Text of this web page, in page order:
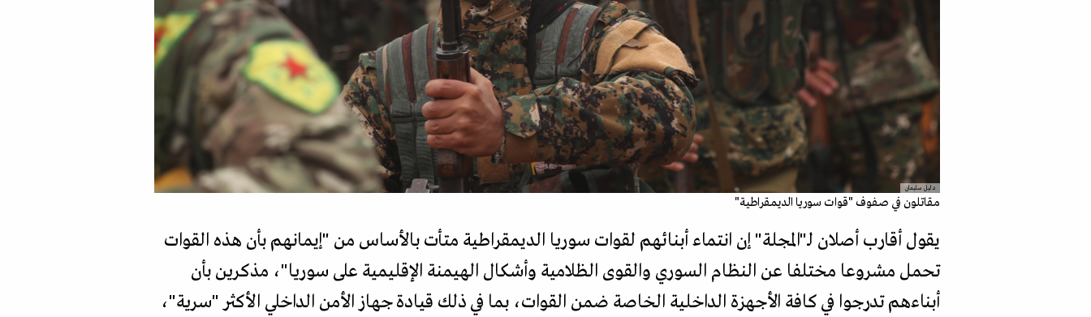
دليل سليمان
مقاتلون في صفوف "قوات سوريا الديمقراطية"
يقول أقارب أصلان لـ"المجلة" إن انتماء أبنائهم لقوات سوريا الديمقراطية متأت بالأساس من "إيمانهم بأن هذه القوات
تحمل مشروعا مختلفا عن النظام السوري والقوى الظلامية وأشكال الهيمنة الإقليمية على سوريا"، مذكرين بأن
أبناءهم تدرجوا في كافة الأجهزة الداخلية الخاصة ضمن القوات، بما في ذلك قيادة جهاز الأمن الداخلي الأكثر "سرية"،